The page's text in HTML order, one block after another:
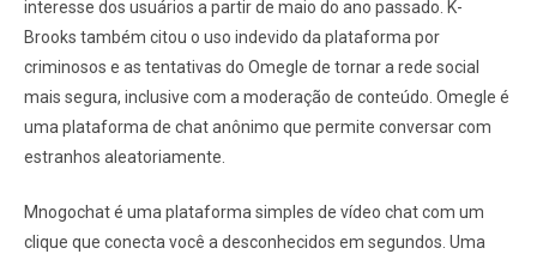
interesse dos usuários a partir de maio do ano passado. K-
Brooks também citou o uso indevido da plataforma por
criminosos e as tentativas do Omegle de tornar a rede social
mais segura, inclusive com a moderação de conteúdo. Omegle é
uma plataforma de chat anônimo que permite conversar com
estranhos aleatoriamente.
Mnogochat é uma plataforma simples de vídeo chat com um
clique que conecta você a desconhecidos em segundos. Uma